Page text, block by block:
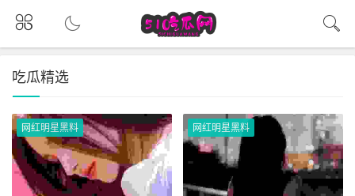
吃瓜精选
网红明星黑料 网红明星黑料